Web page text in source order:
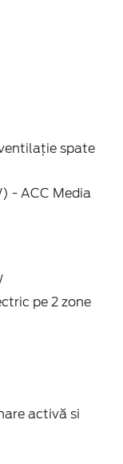
spate
- ACC Media
pe 2 zone
activă si